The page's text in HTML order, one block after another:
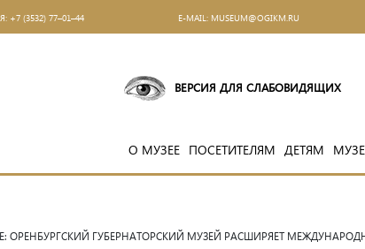
+7 (3532) 77–01–44 Е-MAIL: MUSEUM@OGIKM.RU
ВЕРСИЯ ДЛЯ СЛАБОВИДЯЩИХ
О МУЗЕЕ ПОСЕТИТЕЛЯМ ДЕТЯМ
ГУБЕРНАТОРСКИЙ МУЗЕЙ РАСШИРЯЕТ